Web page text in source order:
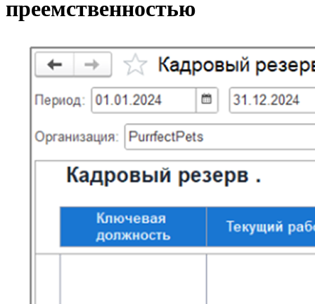
преемственностью